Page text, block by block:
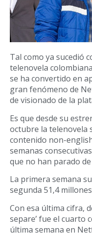
Tal como ya sucedió
telenovela
se ha convertido en
gran fenómeno de
de visionado de la
Es que desde su
octubre la telenovela
contenido non-
semanas
que no han parado de
La primera semana
segunda 51,4
Con esa última cifra,
separe’ fue el cuarto
última semana en